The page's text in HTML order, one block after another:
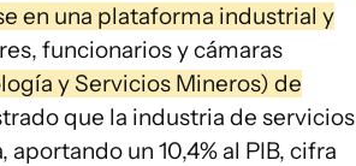
en una plataforma industrial y
funcionarios y cámaras
y Servicios Mineros) de
que la industria de servicios
un 10,4% al PIB, cifra